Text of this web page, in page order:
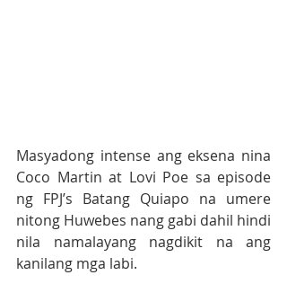
Masyadong intense ang eksena nina
Coco Martin at Lovi Poe sa episode
ng FPJ’s Batang Quiapo na umere
nitong Huwebes nang gabi dahil hindi
nila namalayang nagdikit na ang
kanilang mga labi.